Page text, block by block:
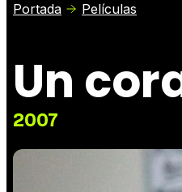
Portada Películas
Un
2007